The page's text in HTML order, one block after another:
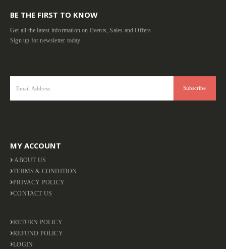
BE THE FIRST TO KNOW
Get all the latest information on Events, Sales and Offers.
Sign up for newsletter today.
MY ACCOUNT
ABOUT US
TERMS & CONDITION
PRIVACY POLICY
CONTACT US
RETURN POLICY
REFUND POLICY
LOGIN